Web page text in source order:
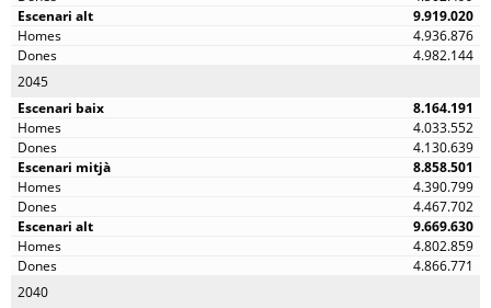
9.919.020
4.936.876
4.982.144
2045
8.164.191
4.033.552
4.130.639
8.858.501
4.390.799
4.467.702
9.669.630
4.802.859
4.866.771
2040